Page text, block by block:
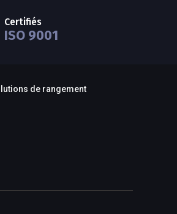
Certifiés
ISO 9001
de rangement